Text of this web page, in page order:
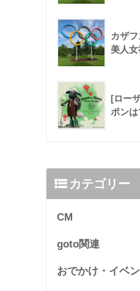
カザ
美人女
[ロー
ポン
カテゴリー
CM
goto関連
おでかけ・イベ